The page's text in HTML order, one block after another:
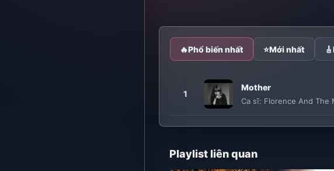
🔥Phổ biến nhất ⭐Mới nhất 🎸
1
Mother
Ca sĩ: Florence And The
Playlist liên quan